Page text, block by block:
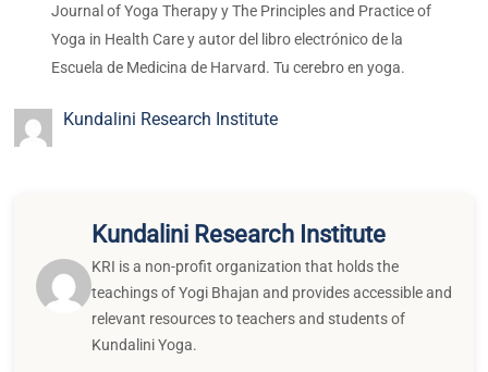
Journal of Yoga Therapy y The Principles and Practice of
Yoga in Health Care y autor del libro electrónico de la
Escuela de Medicina de Harvard. Tu cerebro en yoga.
Kundalini Research Institute
Kundalini Research Institute
KRI is a non-profit organization that holds the
teachings of Yogi Bhajan and provides accessible and
relevant resources to teachers and students of
Kundalini Yoga.